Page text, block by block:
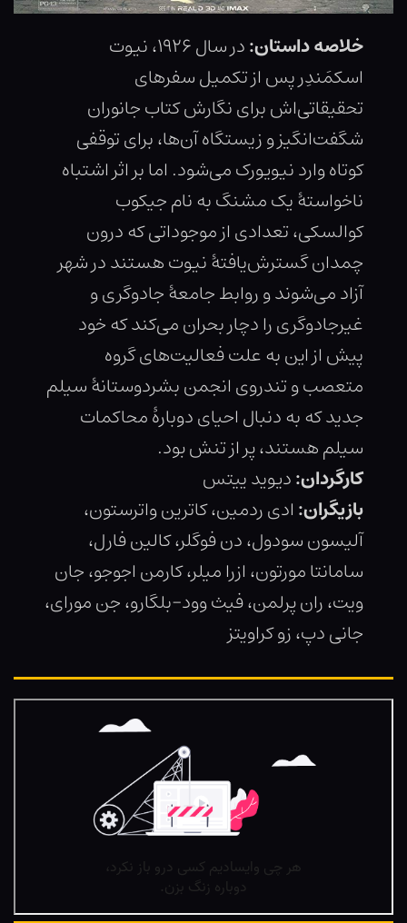
خلاصه داستان:
در سال ۱۹۲۶، نیوت
اسکمَندِر پس از تکمیل سفرهای
تحقیقاتی‌اش برای نگارش کتاب جانوران
شگفت‌انگیز و زیستگاه آن‌ها، برای توقفی
کوتاه وارد نیویورک می‌شود. اما بر اثر اشتباه
ناخواستهٔ یک مشنگ به نام جیکوب
کوالسکی، تعدادی از موجوداتی که درون
چمدان گسترش‌یافتهٔ نیوت هستند در شهر
آزاد می‌شوند و روابط جامعهٔ جادوگری و
غیرجادوگری را دچار بحران می‌کند که خود
پیش از این به علت فعالیت‌های گروه
متعصب و تندروی انجمن بشردوستانهٔ سیلم
جدید که به دنبال احیای دوبارهٔ محاکمات
سیلم هستند، پر از تنش بود.
کارگردان:دیوید ییتس
بازیگران: ادی ردمین، کاترین واترستون،
آلیسون سودول، دن فوگلر، کالین فارل،
سامانتا مورتون، ازرا میلر، کارمن اجوجو، جان
ویت، ران پرلمن، فیث وود-بلگارو، جن مورای،
جانی دپ، زو کراویتز